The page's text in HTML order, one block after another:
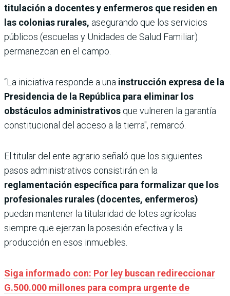
titulación a docentes y enfermeros que residen en
las colonias rurales, asegurando que los servicios
públicos (escuelas y Unidades de Salud Familiar)
permanezcan en el campo.
“​La iniciativa responde a una instrucción expresa de la
Presidencia de la República para eliminar los
obstáculos administrativos que vulneren la garantía
constitucional del acceso a la tierra", remarcó.
El titular del ente agrario señaló que los ​siguientes
pasos administrativos consistirán en la
reglamentación específica para formalizar que los
profesionales rurales (docentes, enfermeros)
puedan mantener la titularidad de lotes agrícolas
siempre que ejerzan la posesión efectiva y la
producción en esos inmuebles.
Siga informado con: Por ley buscan redireccionar
G.500.000 millones para compra urgente de